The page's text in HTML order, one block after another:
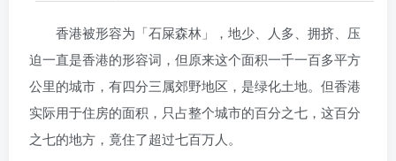
香港被形容为「石屎森林」，地少、人多、拥挤、压
迫一直是香港的形容词，但原来这个面积一千一百多平方
公里的城市，有四分三属郊野地区，是绿化土地。但香港
实际用于住房的面积，只占整个城市的百分之七，这百分
之七的地方，竟住了超过七百万人。